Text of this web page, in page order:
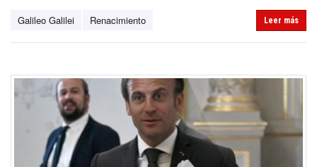
Galileo Galilei Renacimiento Leer más